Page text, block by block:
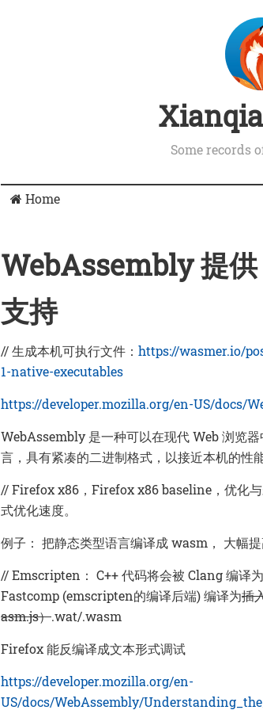
Some records
Home
WebAssembly 提
支持
// 生成本机可执行文件： https://wasmer.io/
1-native-executables
https://developer.mozilla.org/en-US/docs/
WebAssembly 是一种可以在现代 Web 浏览
言，具有紧凑的二进制格式，以接近本机的性
// Firefox x86，Firefox x86 baseline，优化
式优化速度。
例子： 把静态类型语言编译成 wasm， 大幅
// Emscripten： C++ 代码将会被 Clang 编译
Fastcomp (emscripten的编译后端) 编译为插
asm.js）.wat/.wasm
Firefox 能反编译成文本形式调试
https://developer.mozilla.org/en-
US/docs/WebAssembly/